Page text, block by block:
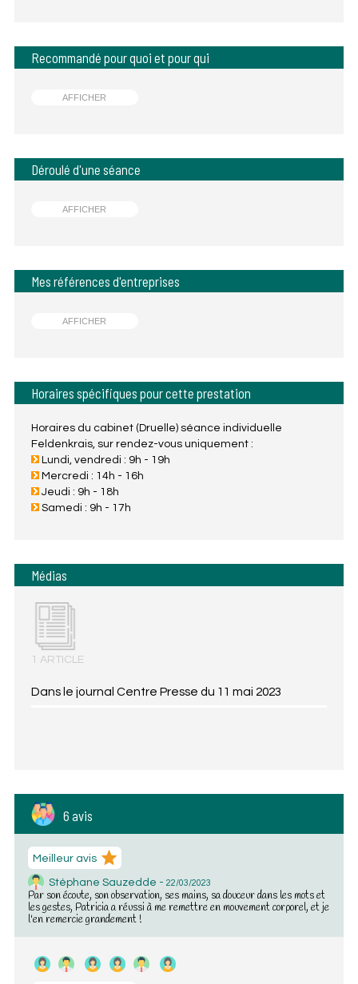
Recommandé pour quoi et pour qui
AFFICHER
Déroulé d'une séance
AFFICHER
Mes références d'entreprises
AFFICHER
Horaires spécifiques pour cette prestation
Horaires du cabinet (Druelle) séance individuelle
Feldenkrais, sur rendez-vous uniquement :
Lundi, vendredi : 9h - 19h
Mercredi : 14h - 16h
Jeudi : 9h - 18h
Samedi : 9h - 17h
Médias
1 ARTICLE
Dans le journal Centre Presse du 11 mai 2023
6 avis
Meilleur avis
Stéphane Sauzedde - 22/03/2023
Par son écoute, son observation, ses mains, sa douceur dans les mots et
les gestes, Patricia a réussi à me remettre en mouvement corporel, et je
l'en remercie grandement !